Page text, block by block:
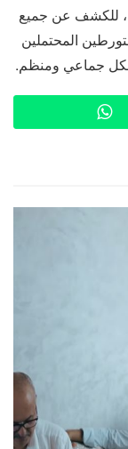
للكشف عن جميع
المحتملين
جماعي ومنظم.